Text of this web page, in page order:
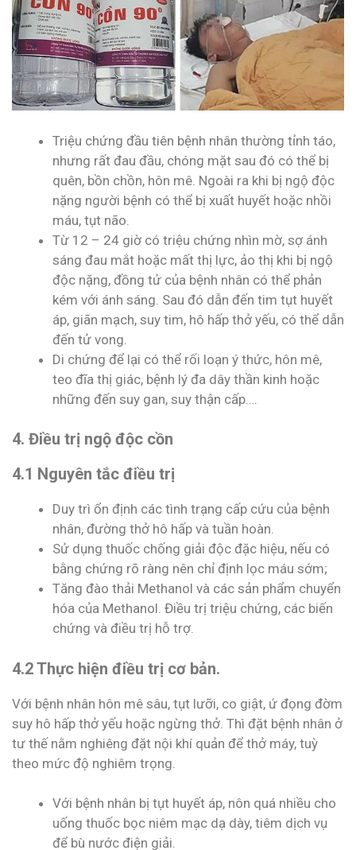
Triệu chứng đầu tiên bệnh nhân thường tỉnh táo,
nhưng rất đau đầu, chóng mặt sau đó có thể bị
quên, bồn chồn, hôn mê. Ngoài ra khi bị ngộ độc
nặng người bệnh có thể bị xuất huyết hoặc nhồi
máu, tụt não.
Từ 12 – 24 giờ có triệu chứng nhìn mờ, sợ ánh
sáng đau mắt hoặc mất thị lực, ảo thị khi bị ngộ
độc nặng, đồng tử của bệnh nhân có thể phản
kém với ánh sáng. Sau đó dẫn đến tim tụt huyết
áp, giãn mạch, suy tim, hô hấp thở yếu, có thể dẫn
đến tử vong.
Di chứng để lại có thể rối loạn ý thức, hôn mê,
teo đĩa thị giác, bệnh lý đa dây thần kinh hoặc
những đến suy gan, suy thận cấp….
4. Điều trị ngộ độc cồn
4.1 Nguyên tắc điều trị
Duy trì ổn định các tình trạng cấp cứu của bệnh
nhân, đường thở hô hấp và tuần hoàn.
Sử dụng thuốc chống giải độc đặc hiệu, nếu có
bằng chứng rõ ràng nên chỉ định lọc máu sớm;
Tăng đào thải Methanol và các sản phẩm chuyển
hóa của Methanol. Điều trị triệu chứng, các biến
chứng và điều trị hỗ trợ.
4.2 Thực hiện điều trị cơ bản.
Với bệnh nhân hôn mê sâu, tụt lưỡi, co giật, ứ đọng đờm
suy hô hấp thở yếu hoặc ngừng thở. Thì đặt bệnh nhân ở
tư thế nằm nghiêng đặt nội khí quản để thở máy, tuỳ
theo mức độ nghiêm trọng.
Với bệnh nhân bị tụt huyết áp, nôn quá nhiều cho
uống thuốc bọc niêm mạc dạ dày, tiêm dịch vụ
để bù nước điện giải.